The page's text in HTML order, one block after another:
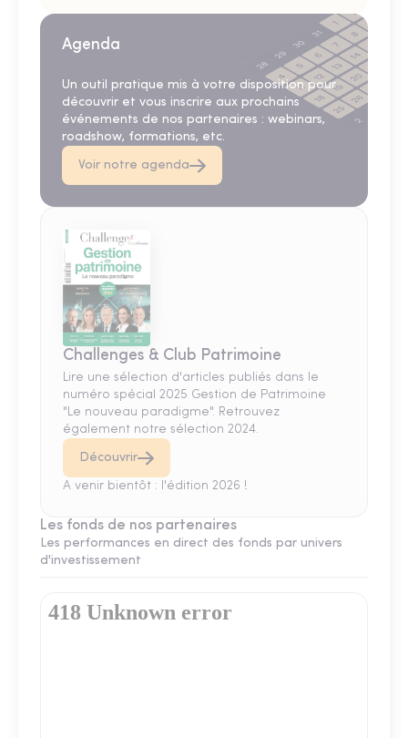
Agenda
Un outil pratique mis à votre disposition pour
découvrir et vous inscrire aux prochains
événements de nos partenaires : webinars,
roadshow, formations, etc.
Voir notre agenda
Challenges & Club Patrimoine
Lire une sélection d'articles publiés dans le
numéro spécial 2025 Gestion de Patrimoine
"Le nouveau paradigme". Retrouvez
également notre sélection 2024.
Découvrir
A venir bientôt : l'édition 2026 !
Les fonds de nos partenaires
Les performances en direct des fonds par univers
d'investissement